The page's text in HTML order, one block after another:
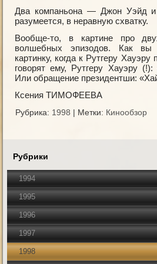
Два компаньона — Джон Уэйд
разумеется, в неравную схватку.
Вообще-то, в картине про
волшебных эпизодов. Как вы
картинку, когда к Рутгеру
говорят ему, Рутгеру Хауэру
Или обращение президентши:
Ксения ТИМОФЕЕВА
Рубрика: 1998 | Метки: Кинообзор
Рубрики
1994
1995
1996
1997
1998